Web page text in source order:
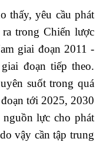
thấy, yêu cầu phát
trong Chiến lược
giai đoạn 2011 -
đoạn tiếp theo.
suốt trong quá
tới 2025, 2030
lực cho phát
vậy cần tập trung